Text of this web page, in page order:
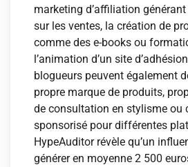
marketing d’affiliation
sur les ventes, la création de
comme des e-books ou
l’animation d’un site
blogueurs peuvent également
propre marque de produits,
de consultation en stylisme ou
sponsorisé pour différentes
HypeAuditor révèle qu’un
générer en moyenne 2 500